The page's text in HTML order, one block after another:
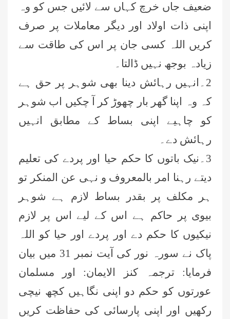
ضعیف جاں خرچ کہاں سے لائیں جس کو وہ
اپنی ذات اولاد اور دیگر معاملات پر صرف
کریں اللہ کسی جان پر اس کی طاقت سے
زیادہ بوجھ نہیں ڈالتا۔
2۔انہیں رہائش دینا بھی شوہر پر حق ہے
کہ وہ اپنا گھر بار چھوڑ کر آ چکیں اب شوہر
کو چاہیے اپنی بساط کے مطابق انہیں
رہائش دے۔
3۔نیک باتوں کا حکم حیا اور پردے کی تعلیم
دیتے رہنا امر بالمعروف و نہی عن المنکر تو
ہر مکلف پر بقدر بساط لازم ہے شوہر
بیوی پر حاکم ہے اس کے لیے اس پر لازم
نیکیوں کا حکم دے اور پردے اور حیا کو اللہ
پاک نے سورہ نور کی آیت نمبر 31 میں بیان
فرمایا: ترجمہ کنز الایمان: اور مسلمان
عورتوں کو حکم دو اپنی نگاہیں کچھ نیچی
رکھیں اور اپنی پارسائی کی حفاظت کریں